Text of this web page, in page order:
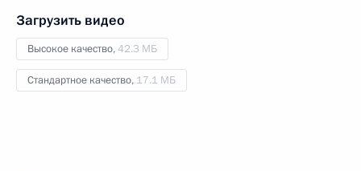
Загрузить видео
Высокое качество,42.3 МБ
Стандартное качество, 17.1 МБ